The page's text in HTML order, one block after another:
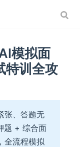
模拟面
特训全攻
张、答题无
题 + 综合面
全流程模拟